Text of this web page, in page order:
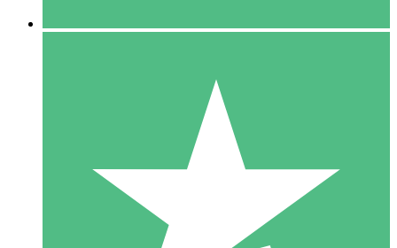
10 Téléchargements
20 00